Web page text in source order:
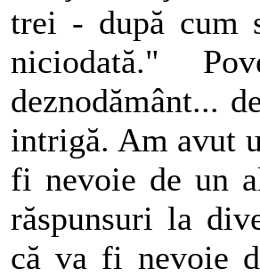
trei - după cum
niciodată."
deznodământ...
intrigă. Am avut
fi nevoie de un
răspunsuri la
că va fi nevoie